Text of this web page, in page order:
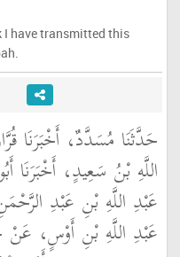
I have transmitted this
حَدَّثَنَا مُسَدَّدٌ، أَخْبَرَنَا
اللَّهِ بْنُ سَعِيدٍ،
عَبْدِ اللَّهِ بْنِ عَبْدِ
عَبْدِ اللَّهِ بْنِ أَوْسٍ،